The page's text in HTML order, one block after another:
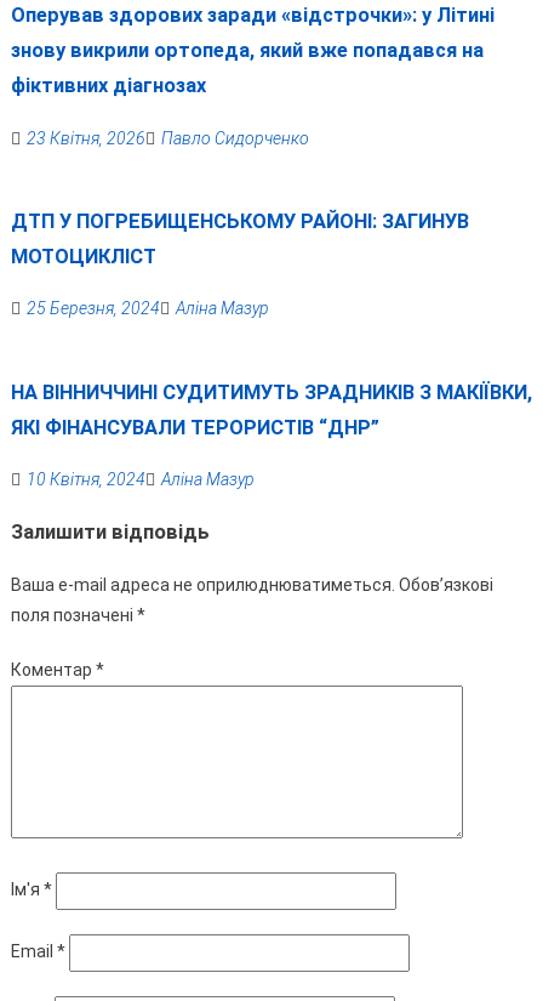
Оперував здорових заради «відстрочки»: у Літині
знову викрили ортопеда, який вже попадався на
фіктивних діагнозах
23 Квітня, 2026 Павло Сидорченко
ДТП У ПОГРЕБИЩЕНСЬКОМУ РАЙОНІ: ЗАГИНУВ
МОТОЦИКЛІСТ
25 Березня, 2024 Аліна Мазур
НА ВІННИЧЧИНІ СУДИТИМУТЬ ЗРАДНИКІВ З МАКІЇВКИ,
ЯКІ ФІНАНСУВАЛИ ТЕРОРИСТІВ “ДНР”
10 Квітня, 2024 Аліна Мазур
Залишити відповідь
Ваша e-mail адреса не оприлюднюватиметься. Обов’язкові
поля позначені *
Коментар *
Ім'я *
Email *